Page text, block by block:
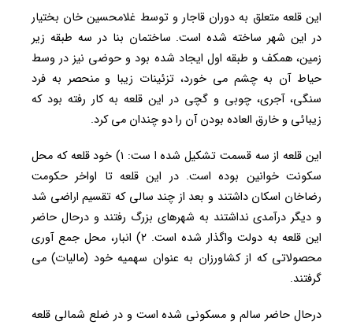
این قلعه متعلق به دوران قاجار و توسط غلامحسین خان بختیار
در این شهر ساخته شده است. ساختمان بنا در سه طبقه زیر
زمین، همکف و طبقه اول ایجاد شده بود و حوضی نیز در وسط
حیاط آن به چشم می خورد، تزئینات زیبا و منحصر به فرد
سنگی، آجری، چوبی و گچی در این قلعه به کار رفته بود که
زیبائی و خارق العاده بودن آن را دو چندان می کرد.
این قلعه از سه قسمت تشکیل شده ا ست: ۱) خود قلعه که محل
سکونت خوانین بوده است. در این قلعه تا اواخر حکومت
رضاخان اسکان داشتند و بعد از چند سالی که تقسیم اراضی شد
و دیگر درآمدی نداشتند به شهرهای بزرگ رفتند و درحال حاضر
این قلعه به دولت واگذار شده است. ۲) انبار، محل جمع آوری
محصولاتی که از کشاورزان به عنوان سهمیه خود (مالیات) می
گرفتند.
درحال حاضر سالم و مسکونی شده است و در ضلع شمالی قلعه